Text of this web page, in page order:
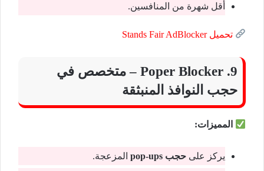
أقل شهرة من المنافسين.
تحميل Stands Fair AdBlocker
9. Poper Blocker – متخصص في
حجب النوافذ المنبثقة
المميزات:
يركز على حجب pop-ups المزعجة.